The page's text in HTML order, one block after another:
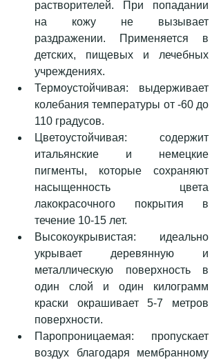
растворителей. При попадании
на кожу не вызывает
раздражении. Применяется в
детских, пищевых и лечебных
учреждениях.
Термоустойчивая: выдерживает
колебания температуры от -60 до
110 градусов.
Цветоустойчивая: содержит
итальянские и немецкие
пигменты, которые сохраняют
насыщенность цвета
лакокрасочного покрытия в
течение 10-15 лет.
Высокоукрывистая: идеально
укрывает деревянную и
металлическую поверхность в
один слой и один килограмм
краски окрашивает 5-7 метров
поверхности.
Паропроницаемая: пропускает
воздух благодаря мембранному